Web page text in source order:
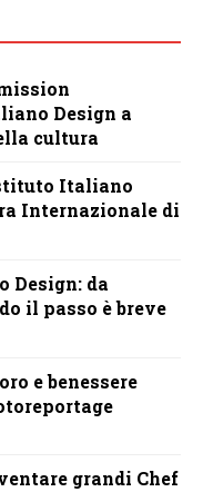
Design a
cultura
Italiano
Internazionale di
da
il passo è breve
e benessere
grandi Chef